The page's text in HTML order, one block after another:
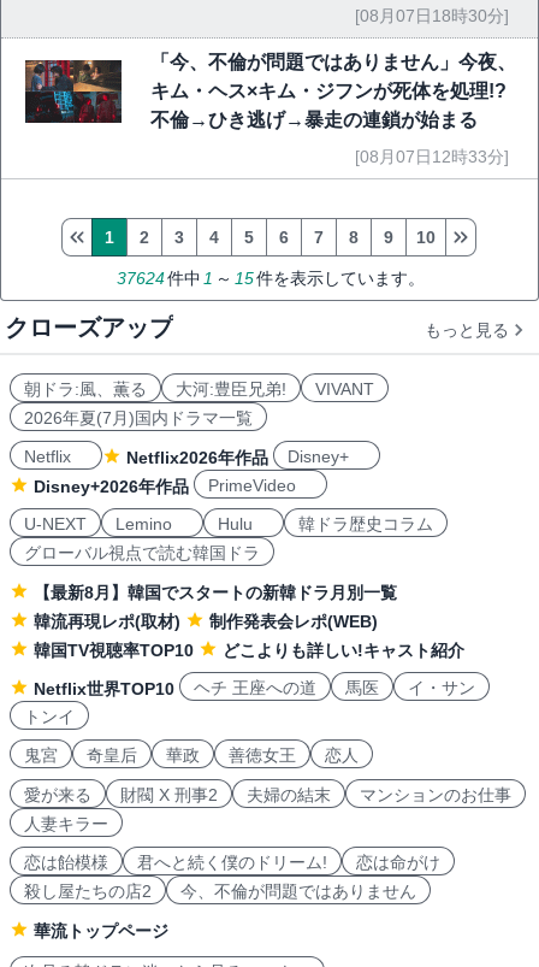
[08月07日18時30分]
「今、不倫が問題ではありません」今夜、
キム・ヘス×キム・ジフンが死体を処理!?
不倫→ひき逃げ→暴走の連鎖が始まる
[08月07日12時33分]
37624件中1 ～ 15件を表示しています。
1 2 3 4 5 6 7 8 9 10
クローズアップ もっと見る
朝ドラ:風、薫る 大河:豊臣兄弟!
VIVANT
2026年夏(7月)国内ドラマ一覧
Netflix
Netflix2026年作品
Disney+
Disney+2026年作品
PrimeVideo
U-NEXT
Lemino Hulu
韓ドラ歴史コラム
グローバル視点で読む韓国ドラ
【最新8月】韓国でスタートの新韓ドラ月別一覧
韓流再現レポ(取材)
制作発表会レポ(WEB)
韓国TV視聴率TOP10
どこよりも詳しい!キャスト紹介
Netflix世界TOP10
ヘチ 王座への道 馬医
イ・サン
トンイ
鬼宮
奇皇后 華政 善徳女王 恋人
愛が来る 財閥 X 刑事2 夫婦の結末
マンションのお仕事
人妻キラー
恋は飴模様
君へと続く僕のドリーム!
恋は命がけ
殺し屋たちの店2
今、不倫が問題ではありません
華流トップページ